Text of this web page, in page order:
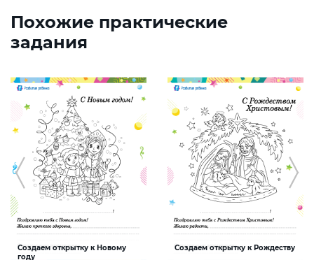
Похожие практические
задания
Создаем открытку к Новому
году
Создаем открытку к Рождеству